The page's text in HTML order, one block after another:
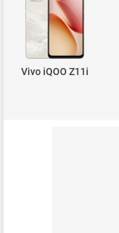
Vivo iQOO Z11i